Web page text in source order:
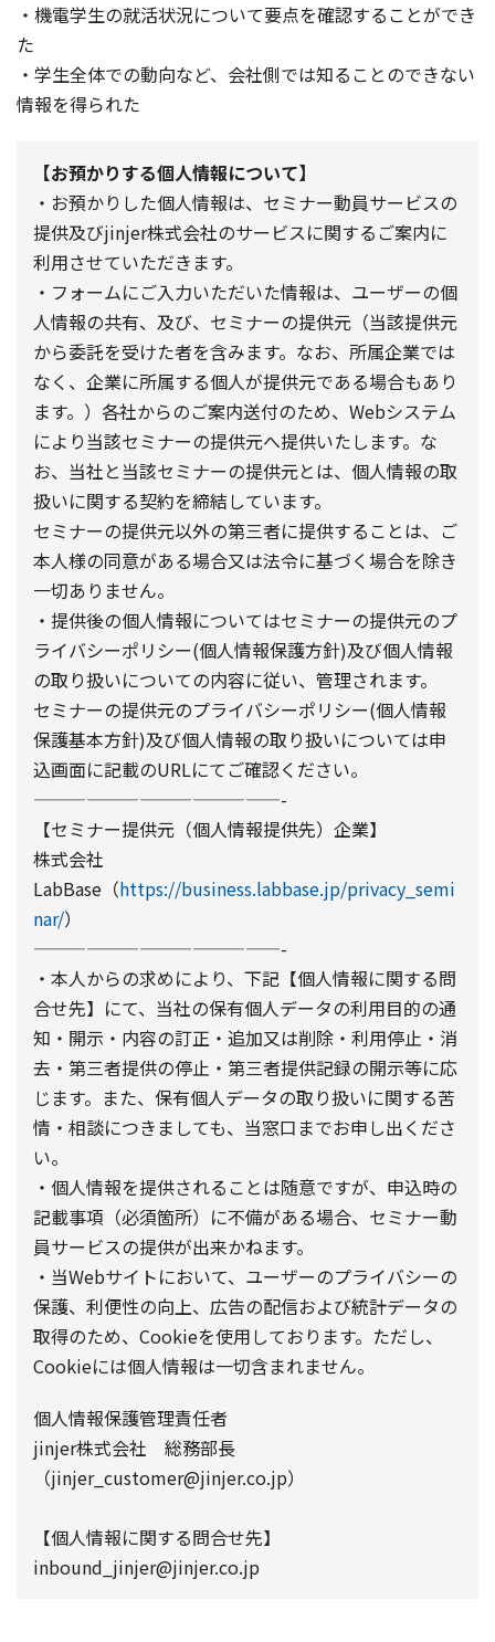
・機電学生の就活状況について要点を確認することができ
た
・学生全体での動向など、会社側では知ることのできない
情報を得られた
【お預かりする個人情報について】
・お預かりした個人情報は、セミナー動員サービスの
提供及びjinjer株式会社のサービスに関するご案内に
利用させていただきます。
・フォームにご入力いただいた情報は、ユーザーの個
人情報の共有、及び、セミナーの提供元（当該提供元
から委託を受けた者を含みます。なお、所属企業では
なく、企業に所属する個人が提供元である場合もあり
ます。）各社からのご案内送付のため、Webシステム
により当該セミナーの提供元へ提供いたします。な
お、当社と当該セミナーの提供元とは、個人情報の取
扱いに関する契約を締結しています。
セミナーの提供元以外の第三者に提供することは、ご
本人様の同意がある場合又は法令に基づく場合を除き
一切ありません。
・提供後の個人情報についてはセミナーの提供元のプ
ライバシーポリシー(個人情報保護方針)及び個人情報
の取り扱いについての内容に従い、管理されます。
セミナーの提供元のプライバシーポリシー(個人情報
保護基本方針)及び個人情報の取り扱いについては申
込画面に記載のURLにてご確認ください。
——————————————-
【セミナー提供元（個人情報提供先）企業】
株式会社
LabBase（https://business.labbase.jp/privacy_semi
nar/）
——————————————-
・本人からの求めにより、下記【個人情報に関する問
合せ先】にて、当社の保有個人データの利用目的の通
知・開示・内容の訂正・追加又は削除・利用停止・消
去・第三者提供の停止・第三者提供記録の開示等に応
じます。また、保有個人データの取り扱いに関する苦
情・相談につきましても、当窓口までお申し出くださ
い。
・個人情報を提供されることは随意ですが、申込時の
記載事項（必須箇所）に不備がある場合、セミナー動
員サービスの提供が出来かねます。
・当Webサイトにおいて、ユーザーのプライバシーの
保護、利便性の向上、広告の配信および統計データの
取得のため、Cookieを使用しております。ただし、
Cookieには個人情報は一切含まれません。
個人情報保護管理責任者
jinjer株式会社 総務部長
（jinjer_customer@jinjer.co.jp）
【個人情報に関する問合せ先】
inbound_jinjer@jinjer.co.jp